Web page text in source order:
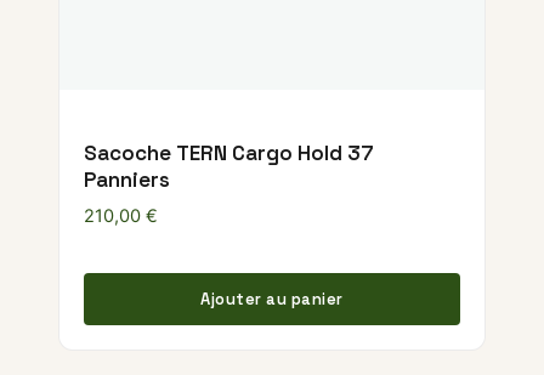
Sacoche TERN Cargo Hold 37
Panniers
210,00 €
Ajouter au panier